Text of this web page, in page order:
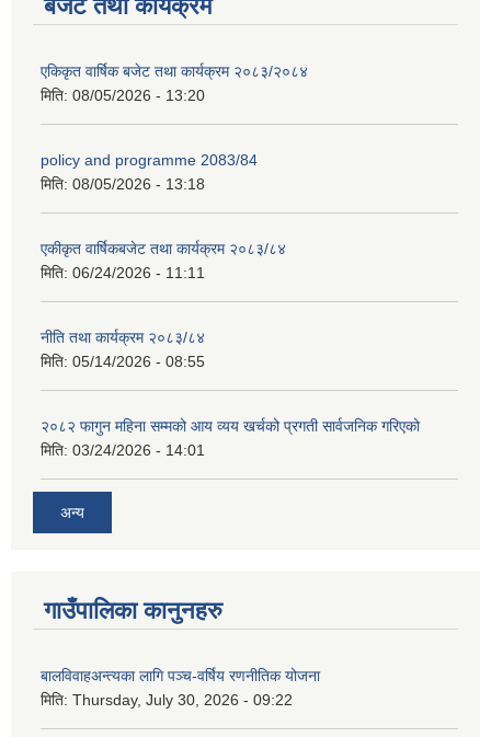
बजेट तथा कार्यक्रम
एकिकृत वार्षिक बजेट तथा कार्यक्रम २०८३/२०८४
मिति: 08/05/2026 - 13:20
policy and programme 2083/84
मिति: 08/05/2026 - 13:18
एकीकृत वार्षिकबजेट तथा कार्यक्रम २०८३/८४
मिति: 06/24/2026 - 11:11
नीति तथा कार्यक्रम २०८३/८४
मिति: 05/14/2026 - 08:55
२०८२ फागुन महिना सम्मको आय व्यय खर्चको प्रगती सार्वजनिक गरिएको
मिति: 03/24/2026 - 14:01
अन्य
गाउँपालिका कानुनहरु
बालविवाहअन्त्यका लागि पञ्च-वर्षिय रणनीतिक योजना
मिति: Thursday, July 30, 2026 - 09:22